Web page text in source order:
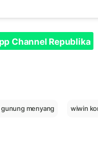
Channel Republika
menyang wiwin